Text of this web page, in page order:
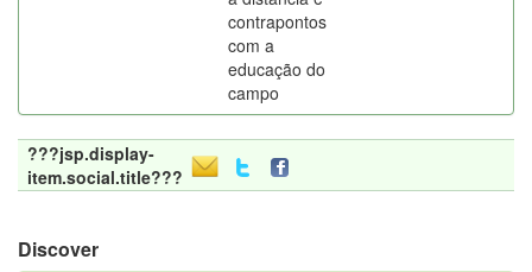
contrapontos
com a
educação do
campo
???jsp.display-
item.social.title???
Discover